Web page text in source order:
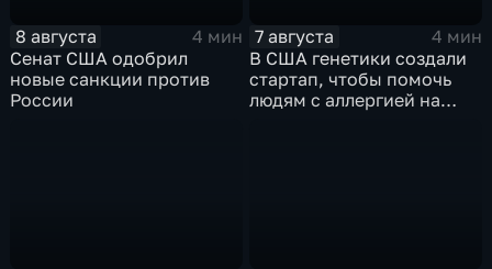
8 августа
4 мин
Сенат США одобрил
новые санкции против
России
7 августа
4 мин
В США генетики создали
стартап, чтобы помочь
людям с аллергией на